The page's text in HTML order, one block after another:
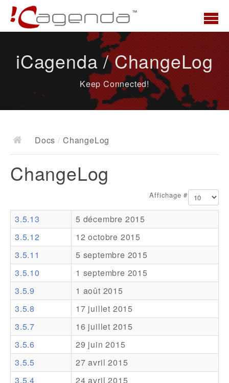
News
Docs
Documentation
Ressources
Addons
Theme Packs
Translation Packs
Support
Forum
iCagenda / ChangeLog
Keep Connected!
Docs / ChangeLog
ChangeLog
Affichage #
3.5.13
5 décembre 2015
3.5.12
12 octobre 2015
3.5.11
5 septembre 2015
3.5.10
1 septembre 2015
3.5.9
1 août 2015
3.5.8
17 juillet 2015
3.5.7
16 juillet 2015
3.5.6
29 juin 2015
3.5.5
27 avril 2015
3.5.4
24 avril 2015